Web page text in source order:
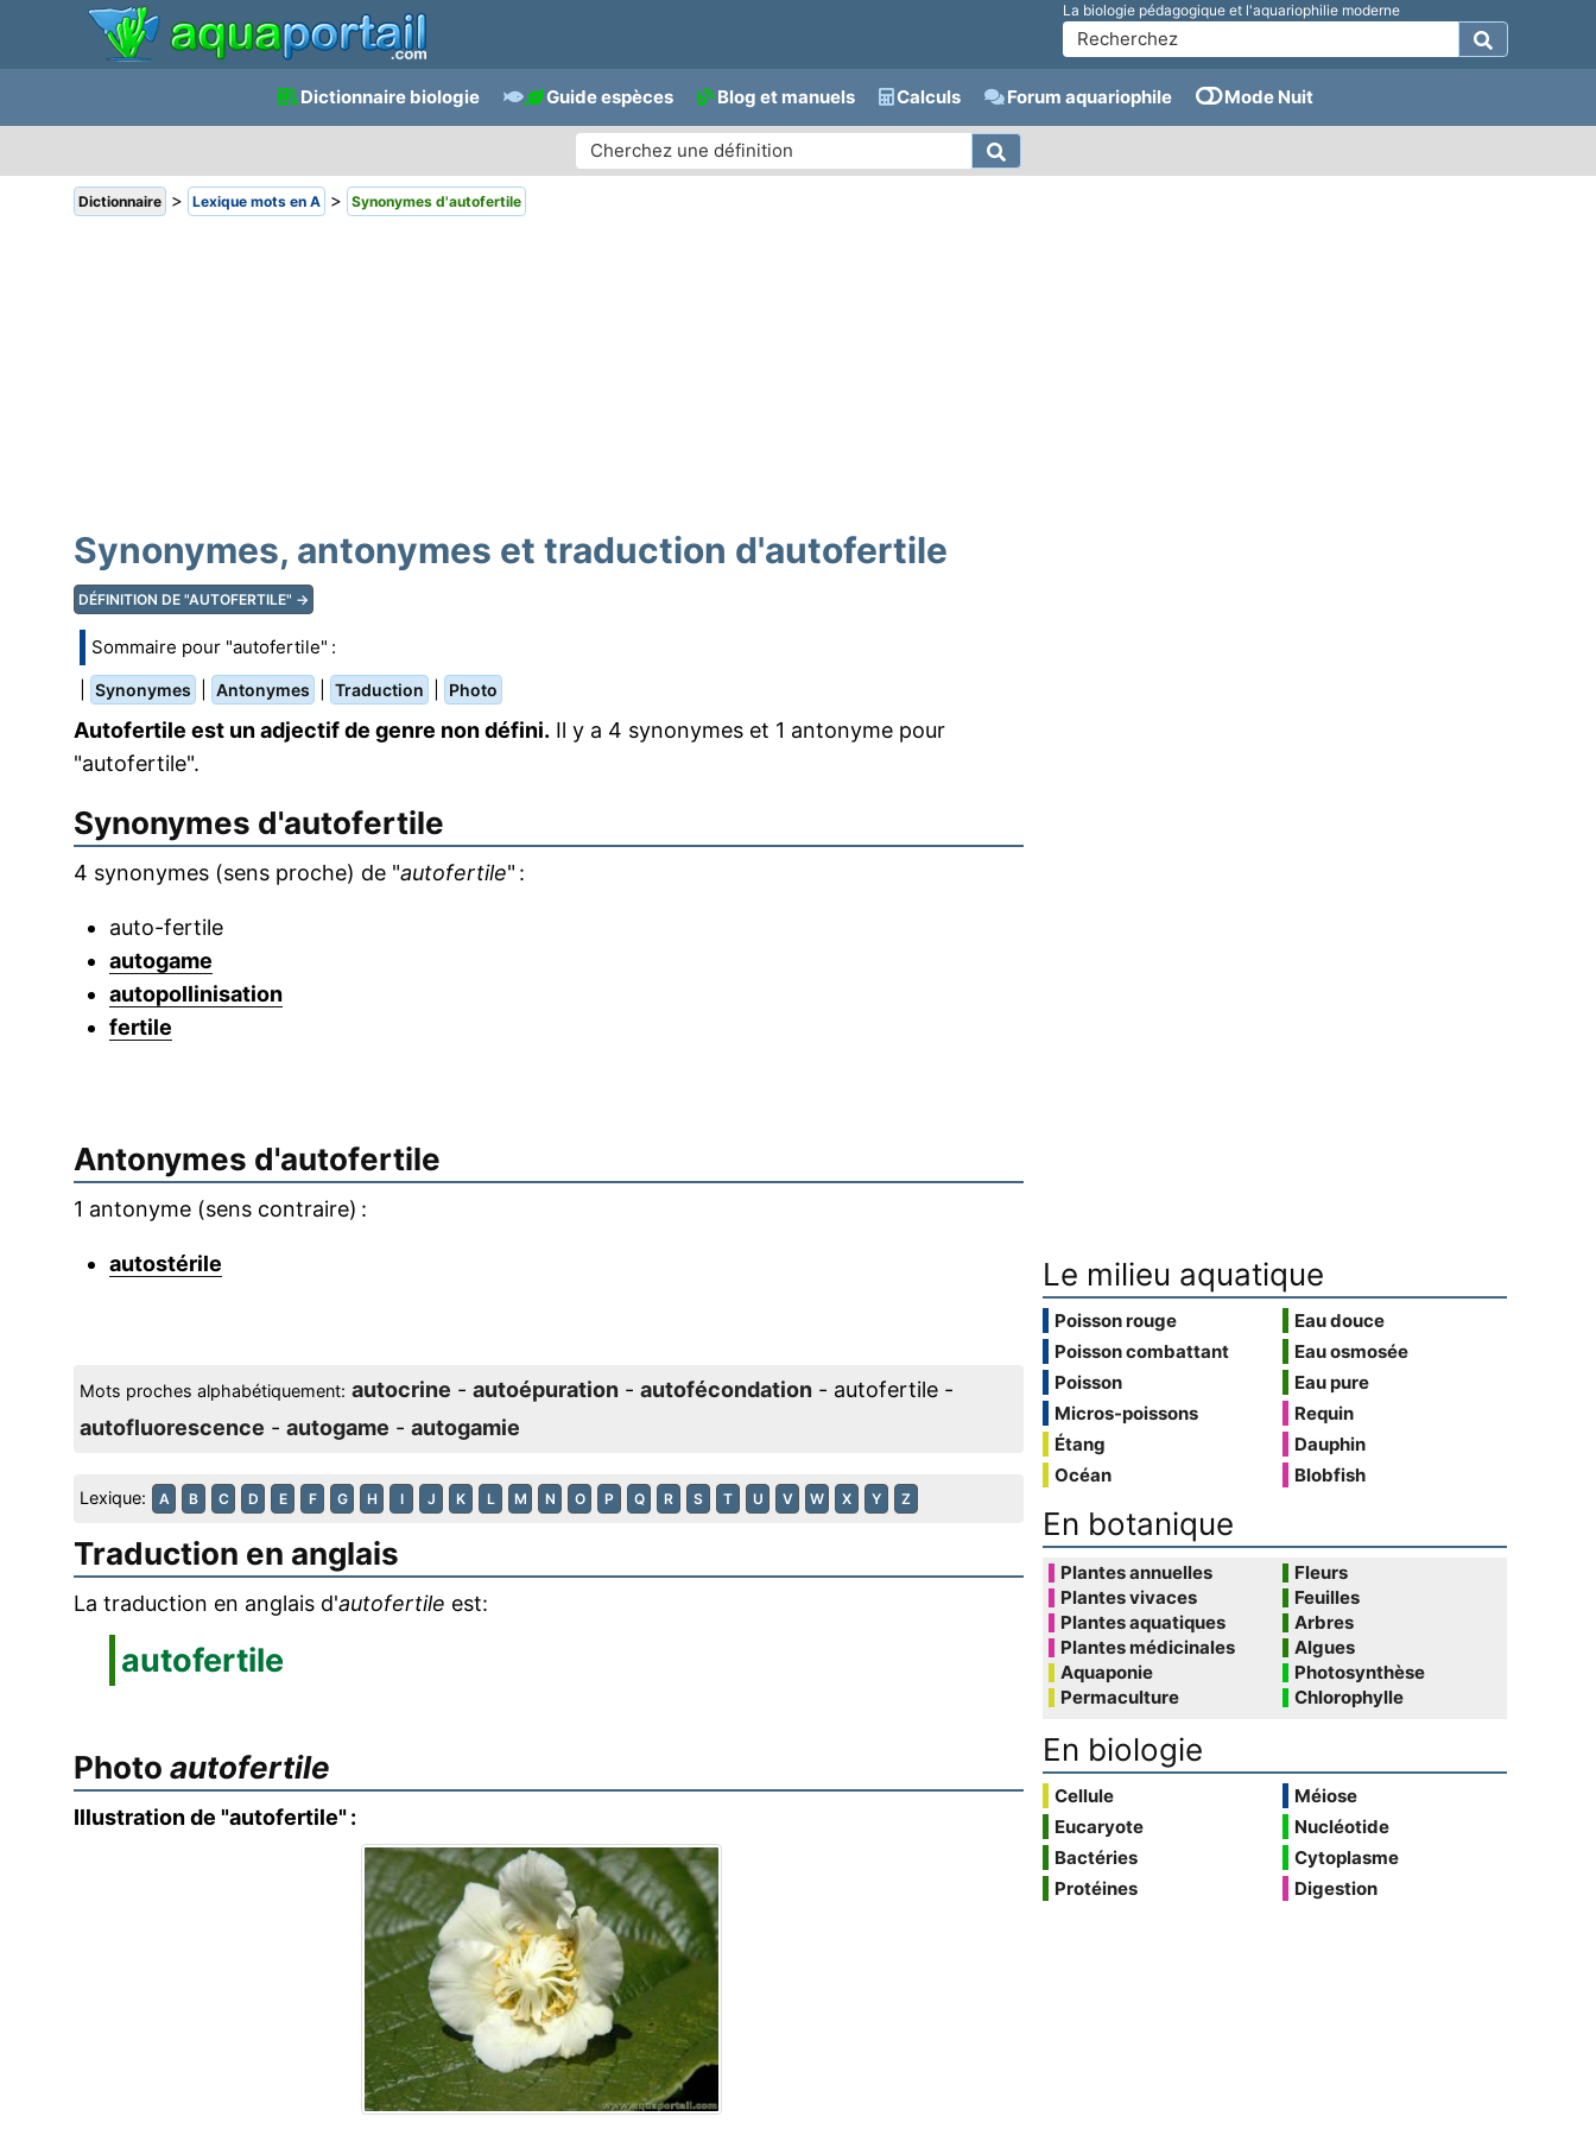
La biologie pédagogique et l'aquariophilie moderne
Dictionnaire biologie Guide espèces Blog et manuels Calculs Forum aquariophile Mode Nuit
Dictionnaire > Lexique mots en A > Synonymes d'autofertile
Synonymes, antonymes et traduction d'autofertile
DÉFINITION DE "AUTOFERTILE" →
Sommaire pour "autofertile" :
Synonymes Antonymes Traduction Photo
Autofertile est un adjectif de genre non défini. Il y a 4 synonymes et 1 antonyme pour
"autofertile".
Synonymes d'autofertile
4 synonymes (sens proche) de "autofertile" :
auto-fertile
autogame
autopollinisation
fertile
Antonymes d'autofertile
1 antonyme (sens contraire) :
autostérile
Mots proches alphabétiquement: autocrine - autoépuration - autofécondation - autofertile -
autofluorescence - autogame - autogamie
Lexique: A B C D E F G H I J K L M N O P Q R S T U V W X Y Z
Traduction en anglais
La traduction en anglais d'autofertile est:
autofertile
Photo autofertile
Illustration de "autofertile" :
Le milieu aquatique
Poisson rouge
Poisson combattant
Poisson
Micros-poissons
Étang
Océan
Eau douce
Eau osmosée
Eau pure
Requin
Dauphin
Blobfish
En botanique
Plantes annuelles
Plantes vivaces
Plantes aquatiques
Plantes médicinales
Aquaponie
Permaculture
Fleurs
Feuilles
Arbres
Algues
Photosynthèse
Chlorophylle
En biologie
Cellule
Eucaryote
Bactéries
Protéines
Méiose
Nucléotide
Cytoplasme
Digestion